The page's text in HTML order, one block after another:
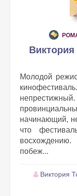
Молодой
начинающий,
что
восхождению.
побеж...
Виктория